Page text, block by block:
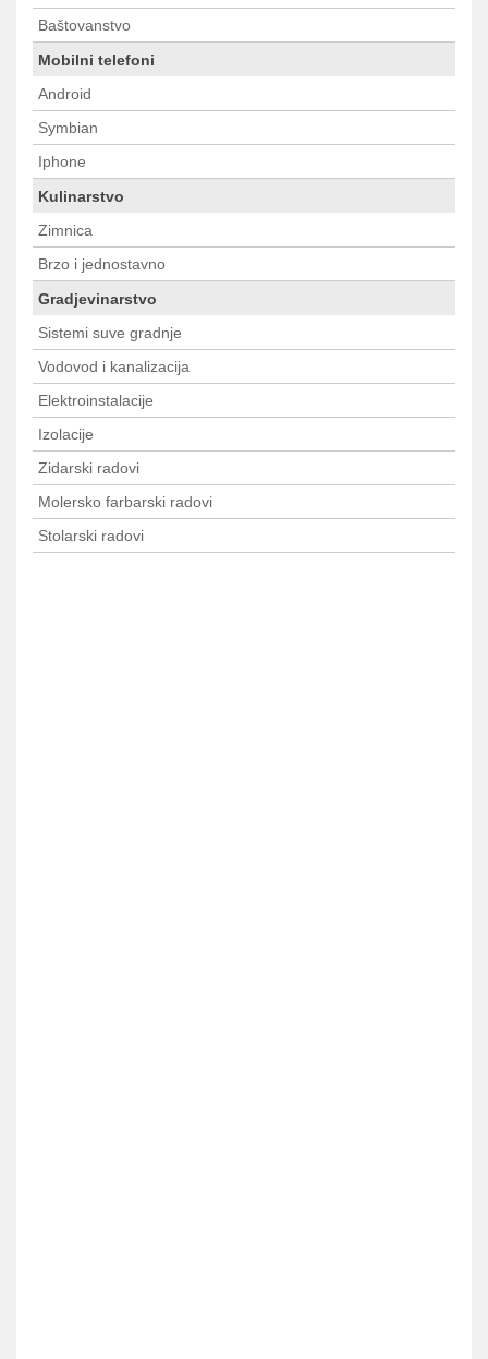
Baštovanstvo
Mobilni telefoni
Android
Symbian
Iphone
Kulinarstvo
Zimnica
Brzo i jednostavno
Gradjevinarstvo
Sistemi suve gradnje
Vodovod i kanalizacija
Elektroinstalacije
Izolacije
Zidarski radovi
Molersko farbarski radovi
Stolarski radovi